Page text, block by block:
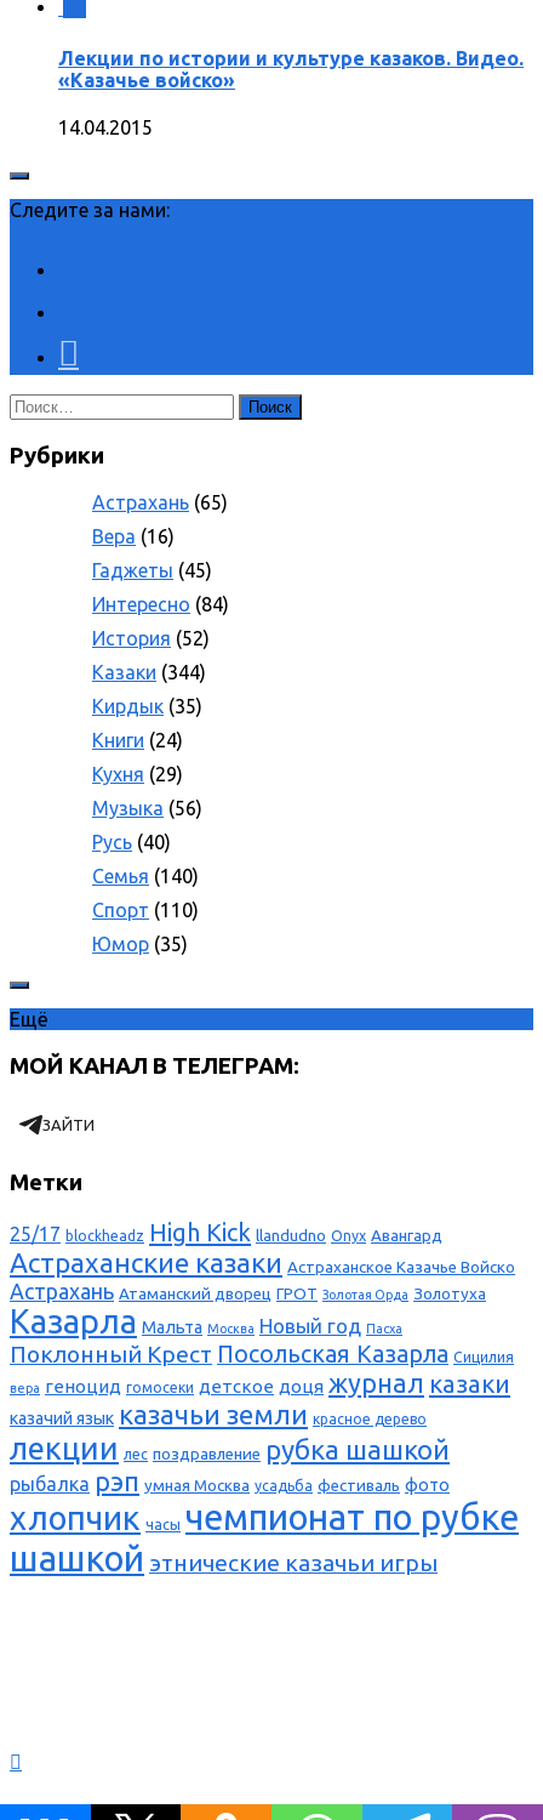
Лекции по истории и культуре казаков. Видео.
«Казачье войско»
14.04.2015
Следите за нами:
Найти:
Рубрики
Астрахань (65)
Вера (16)
Гаджеты (45)
Интересно (84)
История (52)
Казаки (344)
Кирдык (35)
Книги (24)
Кухня (29)
Музыка (56)
Русь (40)
Семья (140)
Спорт (110)
Юмор (35)
Ещё
МОЙ КАНАЛ В ТЕЛЕГРАМ:
ЗАЙТИ
Метки
25/17 blockheadz High Kick llandudno Onyx Авангард
Астраханские казаки Астраханское Казачье Войско
Астрахань Атаманский дворец ГРОТ Золотая Орда Золотуха
Казарла Мальта Москва Новый год Пасха
Поклонный Крест Посольская Казарла Сицилия
вера геноцид гомосеки детское доця журнал казаки
казачий язык казачьи земли красное дерево
лекции лес поздравление рубка шашкой
рыбалка рэп умная Москва усадьба фестиваль фото
хлопчик часы чемпионат по рубке
шашкой этнические казачьи игры